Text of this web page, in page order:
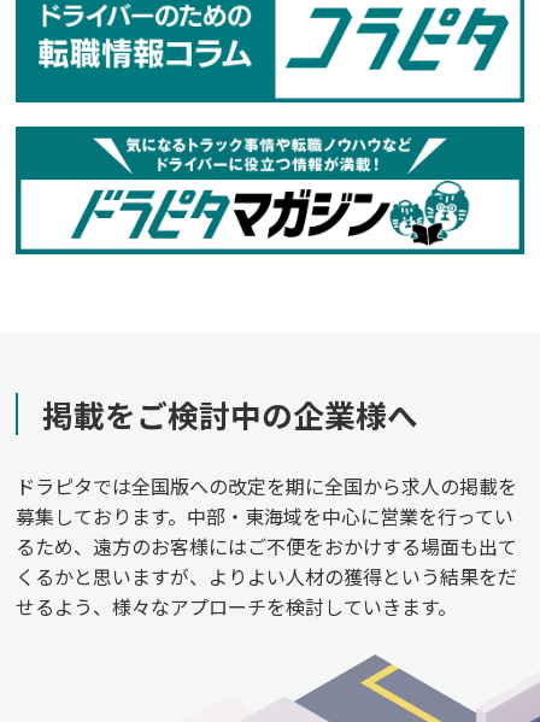
掲載をご検討中の企業様へ
ドラピタでは全国版への改定を期に全国から求人の掲載を
募集しております。中部・東海域を中心に営業を行ってい
るため、遠方のお客様にはご不便をおかけする場面も出て
くるかと思いますが、よりよい人材の獲得という結果をだ
せるよう、様々なアプローチを検討していきます。